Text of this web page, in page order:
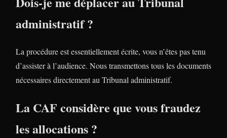
administratif ?
La procédure est essentiellement écrite, vous n’êtes pas tenu
d’assister à l’audience. Nous transmettons tous les documents
nécessaires directement au Tribunal administratif.
La CAF considère que vous fraudez
les allocations ?